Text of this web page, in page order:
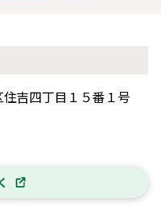
吉四丁目１５番１号